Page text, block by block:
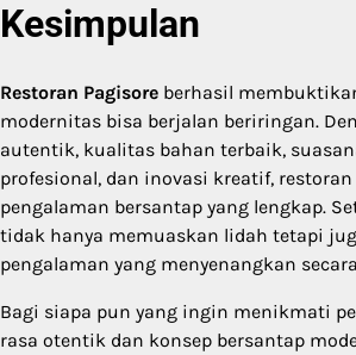
Kesimpulan
Restoran Pagisore berhasil
modernitas bisa berjalan beriringan.
autentik, kualitas bahan terbaik,
profesional, dan inovasi kreatif,
pengalaman bersantap yang lengkap.
tidak hanya memuaskan lidah tetapi
pengalaman yang menyenangkan
Bagi siapa pun yang ingin menikmati
rasa otentik dan konsep bersantap